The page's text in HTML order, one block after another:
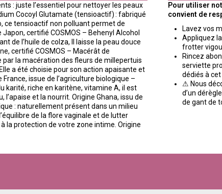
: juste l’essentiel pour nettoyer les peaux
Cocoyl Glutamate (tensioactif) : fabriqué
ce tensioactif non polluant permet de
certifié COSMOS – Behenyl Alcohol
de l’huile de colza, Il laisse la peau douce
certifié COSMOS – Macérât de
la macération des fleurs de millepertuis
a été choisie pour son action apaisante et
issue de l’agriculture biologique –
karité, riche en karitène, vitamine A, il est
et la nourrit. Origine Ghana, issu de
: naturellement présent dans un milieu
de la flore vaginale et de lutter
la protection de votre zone intime. Origine
Pour utiliser
convient de
Lavez vos
Appliquez
frotter
Rincez
serviette
dédiés à cet
⚠ Nous
d’un
de gant de